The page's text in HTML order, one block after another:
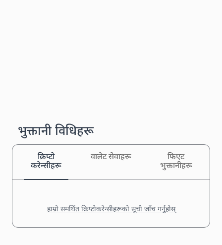
भुक्तानी विधिहरू
क्रिप्टो
करेन्सीहरू
वालेट सेवाहरू
फिएट
भुक्तानीहरू
हाम्रो समर्थित क्रिप्टोकरेन्सीहरूको सूची जाँच गर्नुहोस्